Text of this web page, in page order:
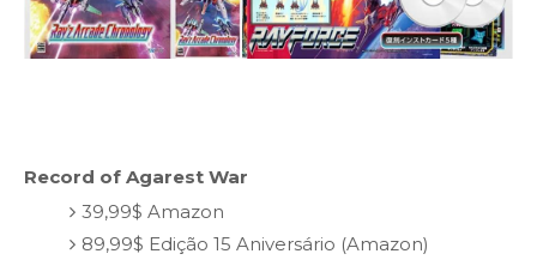
Record of Agarest War
39,99$ Amazon
89,99$ Edição 15 Aniversário (Amazon)